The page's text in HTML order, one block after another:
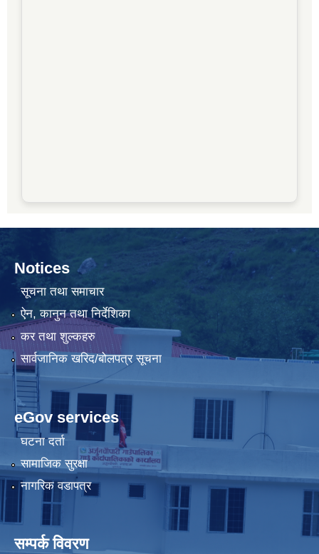
Notices
सूचना तथा समाचार
ऐन, कानुन तथा निर्देशिका
कर तथा शुल्कहरु
सार्वजानिक खरिद/बोलपत्र सूचना
eGov services
घटना दर्ता
सामाजिक सुरक्षा
नागरिक वडापत्र
सम्पर्क विवरण